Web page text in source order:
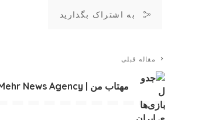
به اشتراک بگذارید
مقاله قبلی
مهتاب من | Mehr News Agency